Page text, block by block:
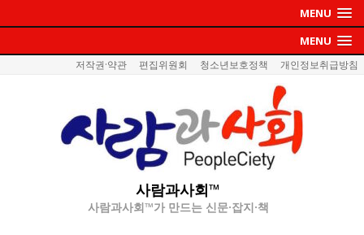
MENU
MENU
저작권·약관 편집위원회 청소년보호정책 개인정보취급방침
사람과사회™
사람과사회™가 만드는 신문·잡지·책